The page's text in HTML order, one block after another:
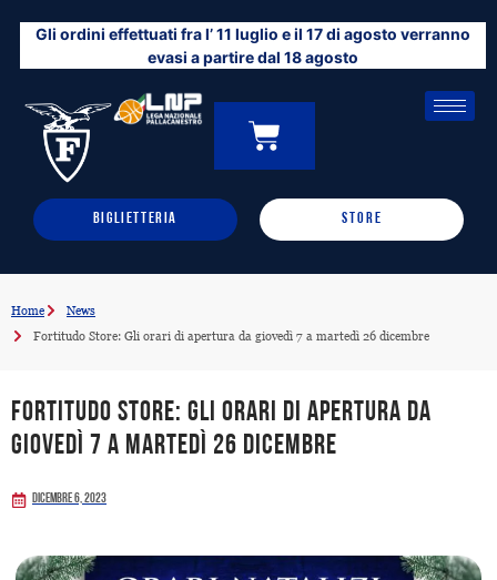
contenuto
Gli ordini effettuati fra l’ 11 luglio e il 17 di agosto verranno
evasi a partire dal 18 agosto
0
CARRELLO
BIGLIETTERIA STORE
Home
News
Fortitudo Store: Gli orari di apertura da giovedì 7 a martedì 26 dicembre
Fortitudo Store: Gli orari di apertura da
giovedì 7 a martedì 26 dicembre
Dicembre 6, 2023